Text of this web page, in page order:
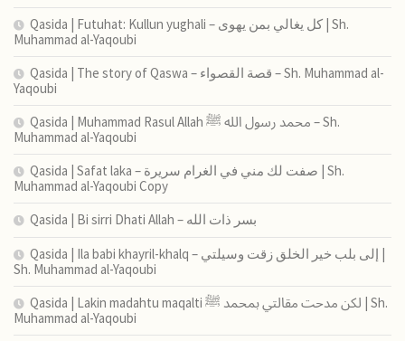
Qasida | Futuhat: Kullun yughali – كل يغالي بمن يهوى | Sh.
Muhammad al-Yaqoubi
Qasida | The story of Qaswa – قصة القصواء – Sh. Muhammad al-
Yaqoubi
Qasida | Muhammad Rasul Allah محمد رسول الله ﷺ – Sh.
Muhammad al-Yaqoubi
Qasida | Safat laka – صفت لك مني في الغرام سريرة | Sh.
Muhammad al-Yaqoubi Copy
Qasida | Bi sirri Dhati Allah – بسر ذات الله
Qasida | Ila babi khayril-khalq – إلى بلب خير الخلق زقت وسيلتي |
Sh. Muhammad al-Yaqoubi
Qasida | Lakin madahtu maqalti لكن مدحت مقالتي بمحمد ﷺ | Sh.
Muhammad al-Yaqoubi